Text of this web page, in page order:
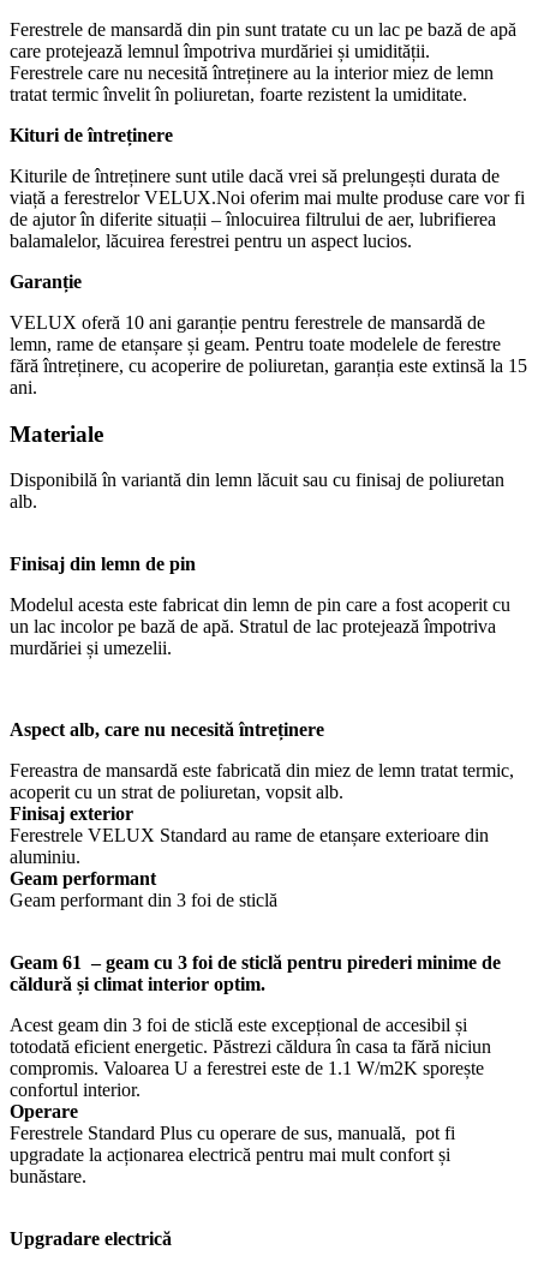
Ferestrele de mansardă din pin sunt tratate cu un lac pe bază de apă
care protejează lemnul împotriva murdăriei și umidității.
Ferestrele care nu necesită întreținere au la interior miez de lemn
tratat termic învelit în poliuretan, foarte rezistent la umiditate.
Kituri de întreținere
Kiturile de întreținere sunt utile dacă vrei să prelungești durata de
viață a ferestrelor VELUX.Noi oferim mai multe produse care vor fi
de ajutor în diferite situații – înlocuirea filtrului de aer, lubrifierea
balamalelor, lăcuirea ferestrei pentru un aspect lucios.
Garanție
VELUX oferă 10 ani garanție pentru ferestrele de mansardă de
lemn, rame de etanșare și geam. Pentru toate modelele de ferestre
fără întreținere, cu acoperire de poliuretan, garanția este extinsă la 15
ani.
Materiale
Disponibilă în variantă din lemn lăcuit sau cu finisaj de poliuretan
alb.
Finisaj din lemn de pin
Modelul acesta este fabricat din lemn de pin care a fost acoperit cu
un lac incolor pe bază de apă. Stratul de lac protejează împotriva
murdăriei și umezelii.
Aspect alb, care nu necesită întreținere
Fereastra de mansardă este fabricată din miez de lemn tratat termic,
acoperit cu un strat de poliuretan, vopsit alb.
Finisaj exterior
Ferestrele VELUX Standard au rame de etanșare exterioare din
aluminiu.
Geam performant
Geam performant din 3 foi de sticlă
Geam 61 – geam cu 3 foi de sticlă pentru pirederi minime de
căldură și climat interior optim.
Acest geam din 3 foi de sticlă este excepțional de accesibil și
totodată eficient energetic. Păstrezi căldura în casa ta fără niciun
compromis. Valoarea U a ferestrei este de 1.1 W/m2K sporește
confortul interior.
Operare
Ferestrele Standard Plus cu operare de sus, manuală, pot fi
upgradate la acționarea electrică pentru mai mult confort și
bunăstare.
Upgradare electrică